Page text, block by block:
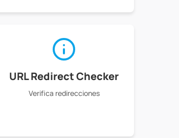
URL Redirect Checker
Verifica redirecciones